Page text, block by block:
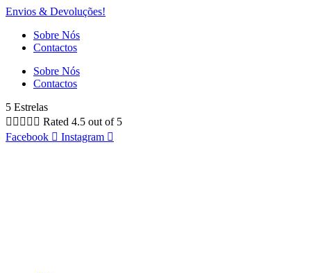
Envios & Devoluções!
Sobre Nós
Contactos
Sobre Nós
Contactos
5 Estrelas
     Rated 4.5 out of 5
Facebook
Instagram